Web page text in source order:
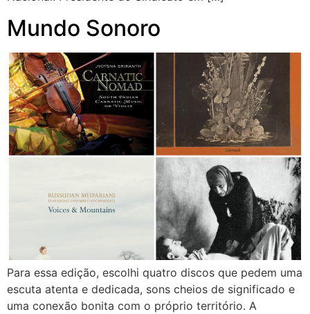
Mundo Sonoro
Para essa edição, escolhi quatro discos que pedem uma
escuta atenta e dedicada, sons cheios de significado e
uma conexão bonita com o próprio território. A